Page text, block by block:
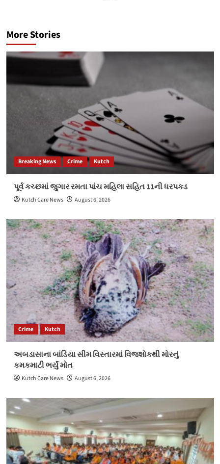
More Stories
Breaking News Crime Kutch
પૂર્વ કચ્છમાં જુગાર રમતા પાંચ મહિલા સહિત 11ની ધરપકડ
Kutch Care News August 6, 2026
Crime Kutch
અબડાસાના બાંડિયા સીમ વિસ્તારમાં વિજશોકથી મોરનું
કમકમાટી ભર્યું મોત
Kutch Care News August 6, 2026